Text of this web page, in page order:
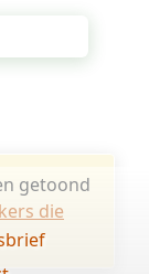
getoond
die